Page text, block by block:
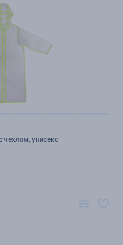
чехлом, унисекс